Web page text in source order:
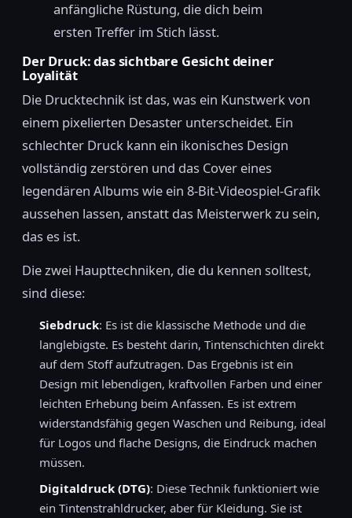
anfängliche Rüstung, die dich beim
ersten Treffer im Stich lässt.
Der Druck: das sichtbare Gesicht deiner
Loyalität
Die Drucktechnik ist das, was ein Kunstwerk von
einem pixelierten Desaster unterscheidet. Ein
schlechter Druck kann ein ikonisches Design
vollständig zerstören und das Cover eines
legendären Albums wie ein 8-Bit-Videospiel-Grafik
aussehen lassen, anstatt das Meisterwerk zu sein,
das es ist.
Die zwei Haupttechniken, die du kennen solltest,
sind diese:
Siebdruck: Es ist die klassische Methode und die
langlebigste. Es besteht darin, Tintenschichten direkt
auf dem Stoff aufzutragen. Das Ergebnis ist ein
Design mit lebendigen, kraftvollen Farben und einer
leichten Erhebung beim Anfassen. Es ist extrem
widerstandsfähig gegen Waschen und Reibung, ideal
für Logos und flache Designs, die Eindruck machen
müssen.
Digitaldruck (DTG): Diese Technik funktioniert wie
ein Tintenstrahldrucker, aber für Kleidung. Sie ist